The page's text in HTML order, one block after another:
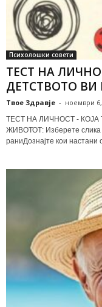
Психолошки совети
ТЕСТ НА
ДЕТСТВОТО ВИ
Твое Здравје - ноември
ТЕСТ НА ЛИЧНОСТ -
ЖИВОТОТ: Изберете слика
раниДознајте кои настани